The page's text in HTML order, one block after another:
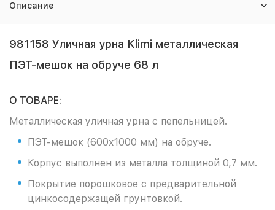
Описание
981158 Уличная урна Klimi металлическая
ПЭТ-мешок на обруче 68 л
О ТОВАРЕ:
Металлическая уличная урна с пепельницей.
ПЭТ-мешок (600х1000 мм) на обруче.
Корпус выполнен из металла толщиной 0,7 мм.
Покрытие порошковое с предварительной
цинкосодержащей грунтовкой.